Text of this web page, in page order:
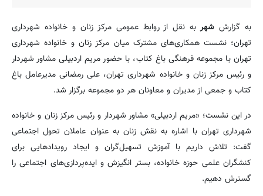
به گزارش شهر به نقل از روابط عمومی مرکز زنان و خانواده شهرداری
تهران؛ نشست همکاری‌های مشترک میان مرکز زنان و خانواده شهرداری
تهران با مجموعه فرهنگی باغ کتاب، با حضور مریم اردبیلی مشاور شهردار
و رئیس مرکز زنان و خانواده شهرداری تهران، علی رمضانی مدیرعامل باغ
کتاب و جمعی از مدیران و معاونان هر دو مجموعه برگزار شد.
در این نشست؛ «مریم اردبیلی» مشاور شهردار و رئیس مرکز زنان و خانواده
شهرداری تهران با اشاره به نقش زنان به عنوان عاملان تحول اجتماعی
گفت: تلاش داریم با آموزش تسهیل‌گران و ایجاد رویدادهایی برای
کنشگران علمی حوزه خانواده، بستر انگیزش و ایده‌پردازی‌های اجتماعی را
گسترش دهیم.